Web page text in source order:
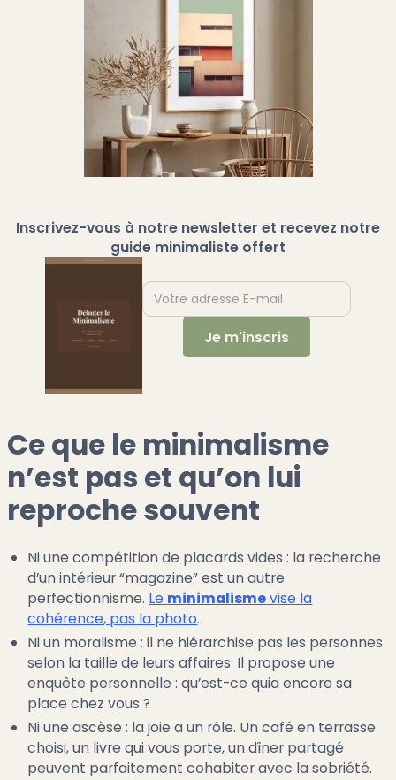
Inscrivez-vous à notre newsletter et recevez notre
guide minimaliste offert
Ce que le minimalisme
n’est pas et qu’on lui
reproche souvent
Ni une compétition de placards vides : la recherche
d’un intérieur “magazine” est un autre
perfectionnisme. Le minimalismevise la
cohérence, pas la photo.
Ni un moralisme : il ne hiérarchise pas les personnes
selon la taille de leurs affaires. Il propose une
enquête personnelle : qu’est-ce quia encore sa
place chez vous ?
Ni une ascèse : la joie a un rôle. Un café en terrasse
choisi, un livre qui vous porte, un dîner partagé
peuvent parfaitement cohabiter avec la sobriété.